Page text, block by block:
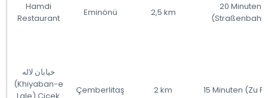
Hamdi
Restaurant
Eminönü 2,5 km
20 Minuten
خیابان لاله
(Khiyaban-e
Çemberlitaş 2 km 15 Minuten (Zu